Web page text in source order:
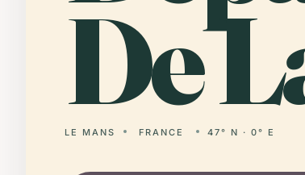
De
LE MANS FRANCE 47° N · 0° E